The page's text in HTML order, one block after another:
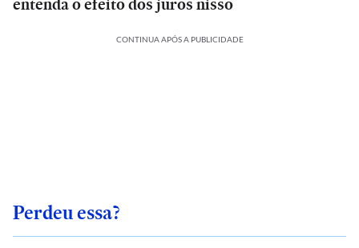
CONTINUA APÓS A PUBLICIDADE
Perdeu essa?